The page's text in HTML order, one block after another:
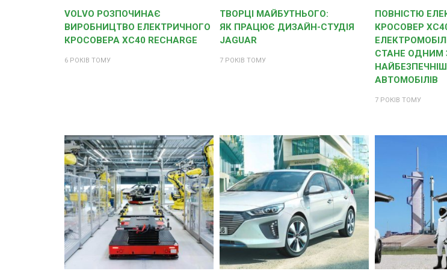
VOLVO РОЗПОЧИНАЄ
ВИРОБНИЦТВО ЕЛЕКТРИЧНОГО
КРОСОВЕРА XC40 RECHARGE
6 РОКІВ ТОМУ
ТВОРЦІ МАЙБУТНЬОГО:
ЯК ПРАЦЮЄ ДИЗАЙН-СТУДІЯ
JAGUAR
7 РОКІВ ТОМУ
ПОВНІСТЮ
КРОСОВЕР
СТАНЕ ОДНИМ
АВТОМОБІЛІВ
7 РОКІВ ТОМУ